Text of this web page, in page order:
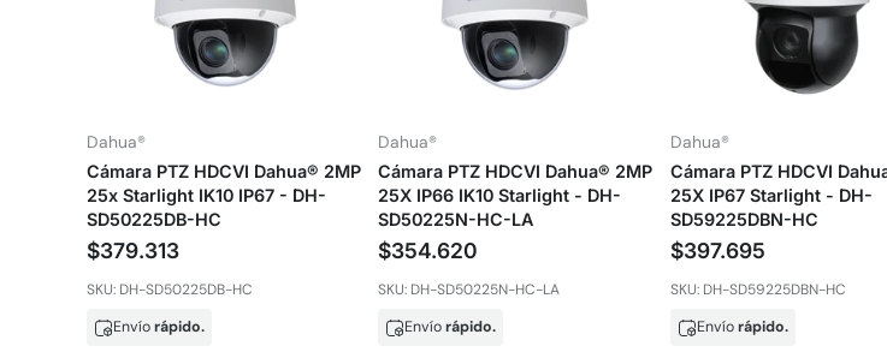
Dahua®
Cámara PTZ HDCVI Dahua® 2MP
25x Starlight IK10 IP67 - DH-
SD50225DB-HC
$379.313
SKU: DH-SD50225DB-HC
Envíorápido.
Dahua®
Cámara PTZ HDCVI Dahua® 2MP
25X IP66 IK10 Starlight - DH-
SD50225N-HC-LA
$354.620
SKU: DH-SD50225N-HC-LA
Envíorápido.
Dahua®
Cámara PTZ HDCVI
25X IP67 Starlight - DH-
SD59225DBN-HC
$397.695
SKU: DH-SD59225DBN-HC
Envíorápido.